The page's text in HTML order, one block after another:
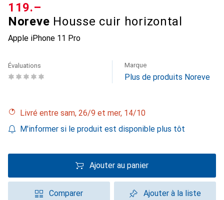
Noreve Housse cuir horizontal
Apple iPhone 11 Pro
CHF
119.–
Évaluations Marque
Plus de produits Noreve
Livré entre sam, 26/9 et mer, 14/10
M'informer si le produit est disponible plus tôt
Ajouter au panier
Comparer Ajouter à la liste